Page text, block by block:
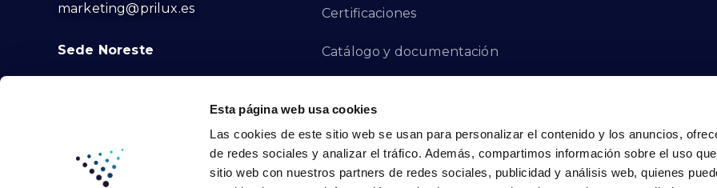
Esta página web usa cookies
Las cookies de este sitio web se usan para personalizar el contenido y los anuncios,
de redes sociales y analizar el tráfico. Además, compartimos información sobre el uso
sitio web con nuestros partners de redes sociales, publicidad y análisis web, quienes
marketing@prilux.es
Sede Noreste
08791. Sant Llorenç d’Hortons.
Tel: (+34) 93 719 23 29
marketing@prilux.es
Certificaciones
Catálogo y documentación
Canal de denuncias
Contact